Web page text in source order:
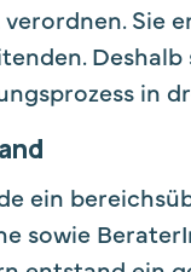
Sie
in
ein
sowie